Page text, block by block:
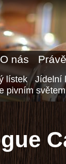
O nás
lístek
Jídelní
pivním světem